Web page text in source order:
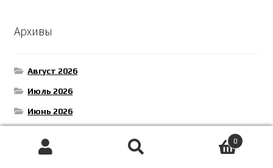
Архивы
Август 2026
Июль 2026
Июнь 2026
Апрель 2026
0